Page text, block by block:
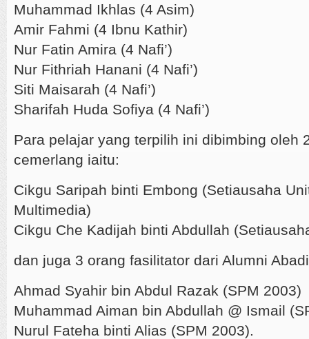
Muhammad Ikhlas (4 Asim)
Amir Fahmi (4 Ibnu Kathir)
Nur Fatin Amira (4 Nafi’)
Nur Fithriah Hanani (4 Nafi’)
Siti Maisarah (4 Nafi’)
Sharifah Huda Sofiya (4 Nafi’)
Para pelajar yang terpilih ini dibimbing oleh
cemerlang iaitu:
Cikgu Saripah binti Embong (Setiausaha
Multimedia)
Cikgu Che Kadijah binti Abdullah
dan juga 3 orang fasilitator dari Alumni
Ahmad Syahir bin Abdul Razak (SPM 2003)
Muhammad Aiman bin Abdullah @ Ismail
Nurul Fateha binti Alias (SPM 2003).